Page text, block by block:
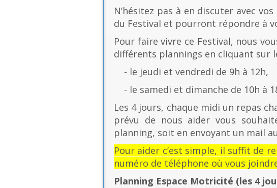
N’hésitez pas à en discuter avec
du Festival et pourront répondre à
Pour faire vivre ce Festival, nous
différents plannings en cliquant sur
- le jeudi et vendredi de 9h à 12h,
- le samedi et dimanche de 10h à
Les 4 jours, chaque midi un repas
prévu de nous aider vous
planning, soit en envoyant un mail
Pour aider c’est simple, il suffit de
numéro de téléphone où vous
Planning Espace Motricité (les 4